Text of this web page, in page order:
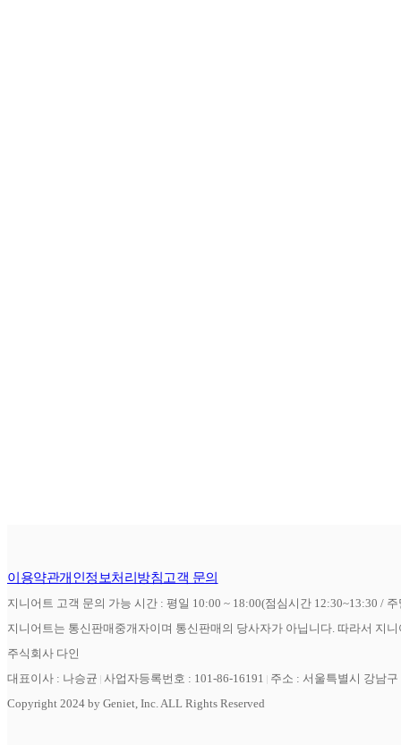
이용약관개인정보처리방침고객 문의
지니어트 고객 문의 가능 시간 : 평일 10:00 ~ 18:00(점심시간 12:30~13:30 /
지니어트는 통신판매중개자이며 통신판매의 당사자가 아닙니다. 따라서 지
주식회사 다인
대표이사 : 나승균 사업자등록번호 : 101-86-16191
주소 : 서울특별시 강남
Copyright 2024 by Geniet, Inc. ALL Rights Reserved